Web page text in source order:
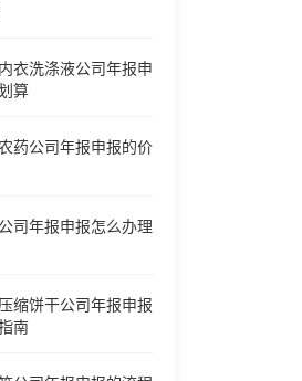
衣洗涤液公司年报申
算
药公司年报申报的价
司年报申报怎么办理
缩饼干公司年报申报
南